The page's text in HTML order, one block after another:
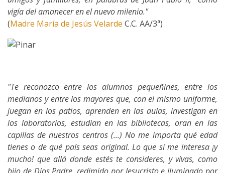
vigía del amanecer en el nuevo milenio."
(Madre María de Jesús Velarde C.C. AA/3ª)
"Te reconozco entre los alumnos pequeñines, entre los
medianos y entre los mayores que, con el mismo uniforme,
juegan en los patios, aprenden en las aulas, investigan en
los laboratorios, estudian en las bibliotecas, oran en las
capillas de nuestros centros (...) No me importa qué edad
tienes o de qué país seas original. Lo que sí me interesa ¡y
mucho! que allá donde estés te consideres, y vivas, como